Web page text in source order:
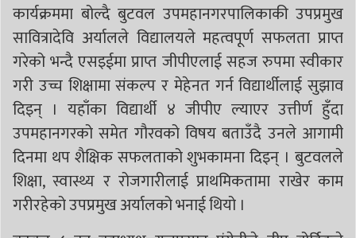
कार्यक्रममा बोल्दै बुटवल उपमहानगरपालिकाकी उपप्रमुख
सावित्रादेवि अर्यालले विद्यालयले महत्वपूर्ण सफलता प्राप्त
गरेको भन्दै एसइईमा प्राप्त जीपीएलाई सहज रुपमा स्वीकार
गरी उच्च शिक्षामा संकल्प र मेहेनत गर्न विद्यार्थीलाई सुझाव
दिइन् । यहाँका विद्यार्थी ४ जीपीए ल्याएर उत्तीर्ण हुँदा
उपमहानगरको समेत गौरवको विषय बताउँदै उनले आगामी
दिनमा थप शैक्षिक सफलताको शुभकामना दिइन् । बुटवलले
शिक्षा, स्वास्थ्य र रोजगारीलाई प्राथमिकतामा राखेर काम
गरीरहेको उपप्रमुख अर्यालको भनाई थियो ।